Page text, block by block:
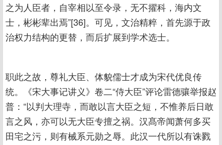
之为人臣者，自宰相以至令录，无不擢科，海内文
士，彬彬辈出焉”[36]。可见，文治精粹，首先源于政
治权力结构的更替，而后扩展到学术选士。
职此之故，尊礼大臣、体貌儒士才成为宋代优良传
统。《宋大事记讲义》卷二“侍大臣”评论雷德骧举报赵
普：“以判大理寺，而敢以言大臣之短，不惟养后日敢
言之风，亦可以无大臣专擅之祸。汉髙帝闻萧何多买
田宅之污，则有械系元勋之辱。此汉一代所以有诛戮